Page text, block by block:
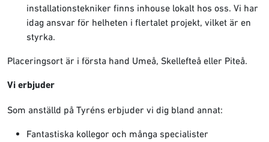
installationstekniker finns inhouse lokalt hos oss. Vi har
idag ansvar för helheten i flertalet projekt, vilket är en
styrka.
Placeringsort är i första hand Umeå, Skellefteå eller Piteå.
Vi erbjuder
Som anställd på Tyréns erbjuder vi dig bland annat:
Fantastiska kollegor och många specialister